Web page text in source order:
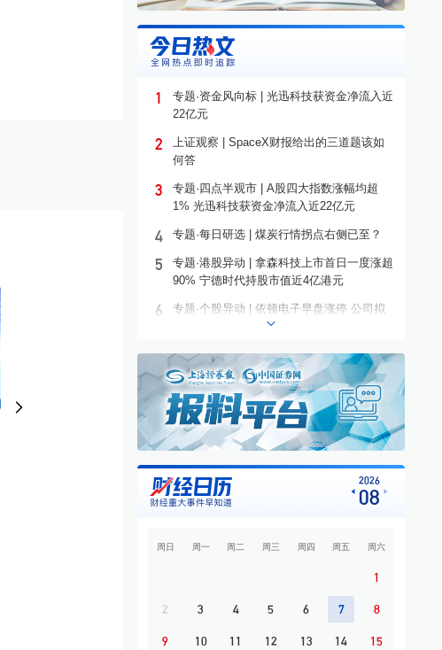
河南举办上市公司治理暨内幕
交易警示培训会 83家上市豫
企“关键少数”集体“充电”
北京昌平将梯次布局高精尖产
业
1
专题·资金风向标 | 光迅科技获资金净流入近
22亿元
2
上证观察 | SpaceX财报给出的三道题该如
何答
3
专题·四点半观市 | A股四大指数涨幅均超
1% 光迅科技获资金净流入近22亿元
4 专题·每日研选 | 煤炭行情拐点右侧已至？
5
专题·港股异动 | 拿森科技上市首日一度涨超
90% 宁德时代持股市值近4亿港元
6
专题·个股异动 | 依顿电子早盘涨停 公司拟
募资20亿元投建高端PCB项目
7
专题·板块异动 | 铜箔概念走高 铜冠铜箔一
度涨停
8
专题·国际晨讯 | Alphabet启动250亿美元发
债 美国将对多晶硅衍生品加征15%关税
9 开盘必读
10 专题·市场探“涨” | 需求拉动 它们都在涨价
2026
08
周日 周一 周二 周三 周四 周五 周六
1
2 3 4 5 6 7 8
9 10 11 12 13 14 15